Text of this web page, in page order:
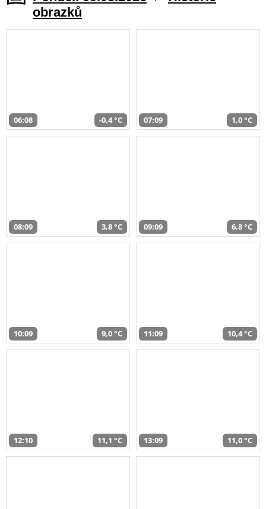
obrazků
06:08 -0,4 °C 07:09 1,0 °C
08:09 3,8 °C 09:09 6,8 °C
10:09 9,0 °C 11:09 10,4 °C
12:10 11,1 °C 13:09 11,0 °C